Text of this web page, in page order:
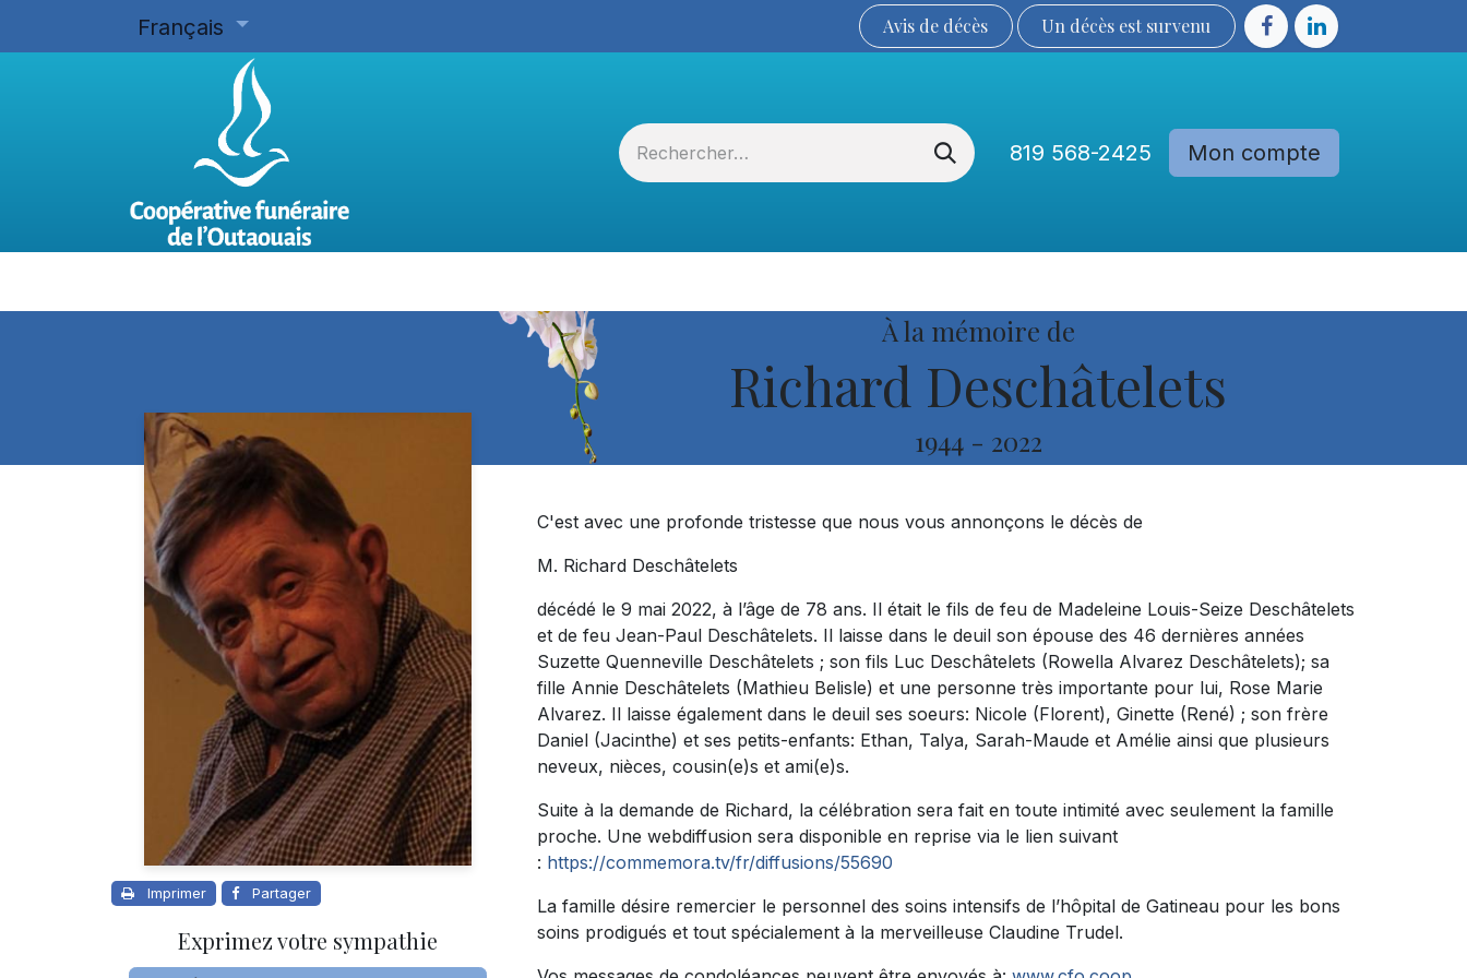
Français Avis de décès Un décès est sur​​​​​​​​ve​nu​​​​​​​​​​
819 568-2425 Mon compte
À la mémoire de
Richard Deschâtelets
1944 - 2022
Imprimer Partager
Exprimez votre sympathie
C'est avec une profonde tristesse que nous vous annonçons le décès de
M. Richard Deschâtelets
décédé le 9 mai 2022, à l’âge de 78 ans. Il était le fils de feu de Madeleine Louis-Seize Deschâtelets
et de feu Jean-Paul Deschâtelets. Il laisse dans le deuil son épouse des 46 dernières années
Suzette Quenneville Deschâtelets ; son fils Luc Deschâtelets (Rowella Alvarez Deschâtelets); sa
fille Annie Deschâtelets (Mathieu Belisle) et une personne très importante pour lui, Rose Marie
Alvarez. Il laisse également dans le deuil ses soeurs: Nicole (Florent), Ginette (René) ; son frère
Daniel (Jacinthe) et ses petits-enfants: Ethan, Talya, Sarah-Maude et Amélie ainsi que plusieurs
neveux, nièces, cousin(e)s et ami(e)s.
Suite à la demande de Richard, la célébration sera fait en toute intimité avec seulement la famille
proche. Une webdiffusion sera disponible en reprise via le lien suivant
: https://commemora.tv/fr/diffusions/55690
La famille désire remercier le personnel des soins intensifs de l’hôpital de Gatineau pour les bons
soins prodigués et tout spécialement à la merveilleuse Claudine Trudel.